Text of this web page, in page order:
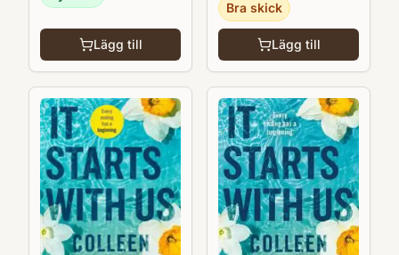
Lägg till
Bra skick
Lägg till